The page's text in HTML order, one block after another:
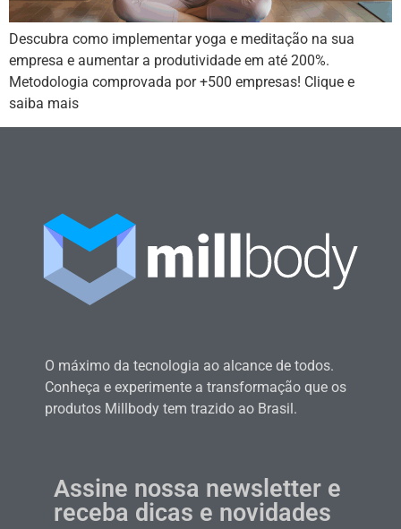
Descubra como implementar yoga e meditação na sua
empresa e aumentar a produtividade em até 200%.
Metodologia comprovada por +500 empresas! Clique e
saiba mais
O máximo da tecnologia ao alcance de todos.
Conheça e experimente a transformação que os
produtos Millbody tem trazido ao Brasil.
Assine nossa newsletter e
receba dicas e novidades